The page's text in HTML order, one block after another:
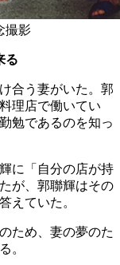
撮影
る
合う妻がいた。郭
理店で働いてい
勉であるのを知っ
に「自分の店が持
が、郭聯輝はその
えていた。
ため、妻の夢のた
。